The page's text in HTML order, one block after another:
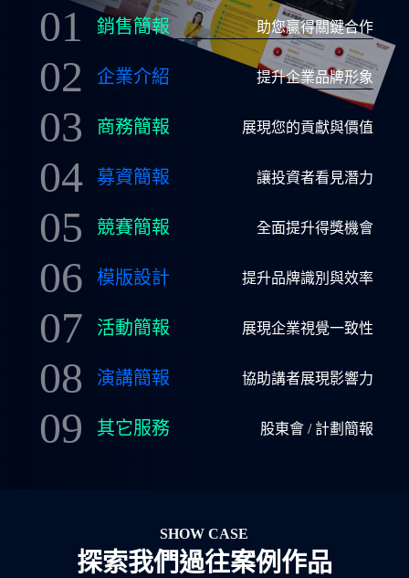
01 銷售簡報 助您贏得關鍵合作
02 企業介紹 提升企業品牌形象
03 商務簡報 展現您的貢獻與價值
04 募資簡報 讓投資者看見潛力
05 競賽簡報 全面提升得獎機會
06 模版設計 提升品牌識別與效率
07 活動簡報 展現企業視覺一致性
08 演講簡報 協助講者展現影響力
09 其它服務 股東會 / 計劃簡報
SHOW CASE
探索我們過往案例作品